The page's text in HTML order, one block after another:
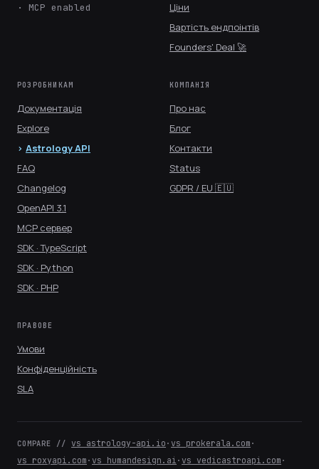
· MCP enabled
Ціни
Вартість ендпоінтів
Founders' Deal 🚀
РОЗРОБНИКАМ
Документація
Explore
Astrology API
FAQ
Changelog
OpenAPI 3.1
MCP сервер
SDK · TypeScript
SDK · Python
SDK · PHP
КОМПАНІЯ
Про нас
Блог
Контакти
Status
GDPR / EU 🇪🇺
ПРАВОВЕ
Умови
Конфіденційність
SLA
COMPARE // vs astrology-api.io · vs prokerala.com ·
vs roxyapi.com · vs humandesign.ai · vs vedicastroapi.com ·